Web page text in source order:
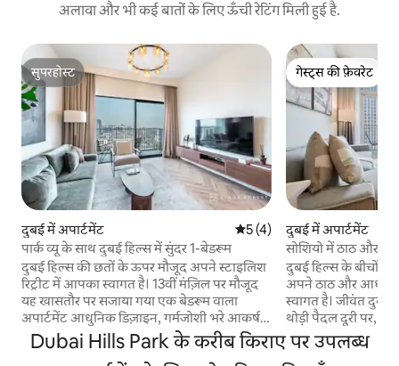
अलावा और भी कई बातों के लिए ऊँची रेटिंग मिली हुई है.
सुपरहोस्ट
सुपरहोस्ट
दुबई में अपार्टमेंट औसत रेटिंग 5 में से 5, 4 समीक्षाएँ
5 (4)
पार्क व्यू के साथ दुबई हिल्स में सुंदर 1-बेडरूम
दुबई हिल्स की छतों के ऊपर मौजूद अपने स्टाइलिश
रिट्रीट में आपका स्वागत है। 13वीं मंज़िल पर मौजूद
यह खासतौर पर सजाया गया एक बेडरूम वाला
अपार्टमेंट आधुनिक डिज़ाइन, गर्मजोशी भरे आकर्षण
और दुबई हिल्स पार्क के बिना किसी रुकावट के
नज़ारों को मिलाकर बनाया गया है और यह दुबई
गेस्ट्स की फ़ेवरेट
गेस्ट्स की फ़ेवरेट
दुबई में अपार्टमेंट
सोशियो में ठाठ और
पार्क के पास
दुबई हिल्स के बीचों -
अपने ठाठ और
स्वागत है। जीवंत दुबई
थोड़ी पैदल दूरी पर,
आरामदायक लिविंग
सुसज्जित किचन और
Dubai Hills Park के करीब किराए पर उपलब्ध